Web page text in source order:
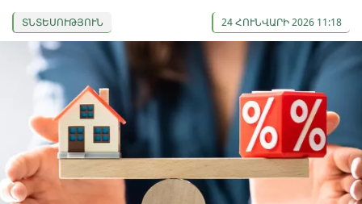
ՏՆՏԵՍՈՒԹՅՈՒՆ 24 ՀՈՒՆՎԱՐԻ 2026 11:18